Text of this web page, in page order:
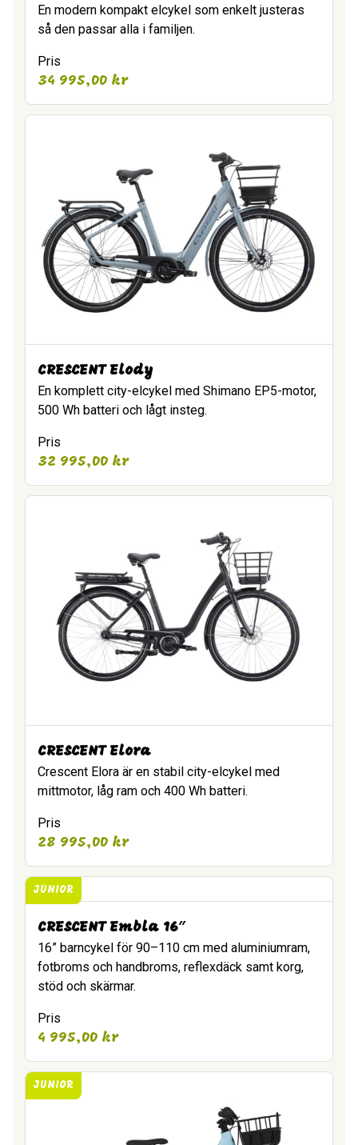
En modern kompakt elcykel som enkelt justeras
så den passar alla i familjen.
Pris
34 995,00 kr
CRESCENT Elody
En komplett city-elcykel med Shimano EP5-motor,
500 Wh batteri och lågt insteg.
Pris
32 995,00 kr
CRESCENT Elora
Crescent Elora är en stabil city-elcykel med
mittmotor, låg ram och 400 Wh batteri.
Pris
28 995,00 kr
JUNIOR
CRESCENT Embla 16″
16” barncykel för 90–110 cm med aluminiumram,
fotbroms och handbroms, reflexdäck samt korg,
stöd och skärmar.
Pris
4 995,00 kr
JUNIOR